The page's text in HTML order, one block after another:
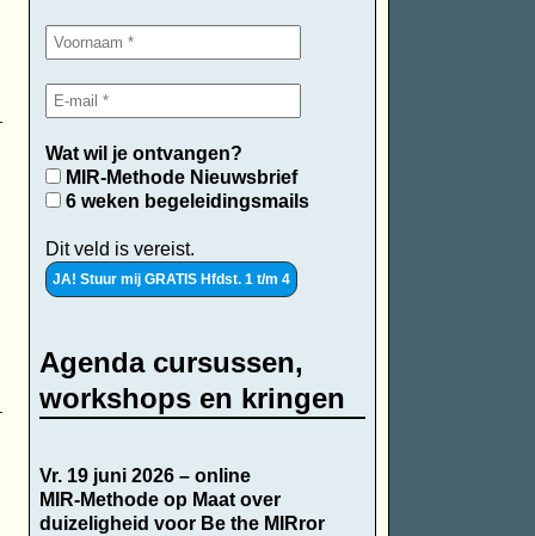
Wat wil je ontvangen?
MIR-Methode Nieuwsbrief
6 weken begeleidingsmails
Dit veld is vereist.
Agenda cursussen,
workshops en kringen
Vr. 19 juni 2026 – online
MIR-Methode op Maat over
duizeligheid voor Be the MIRror